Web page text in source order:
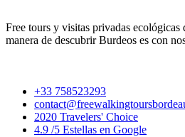
Free tours y visitas privadas
manera de descubrir Burdeos es con
+33 758523293
2020 Travelers' Choice
4.9 /5 Estellas en Google